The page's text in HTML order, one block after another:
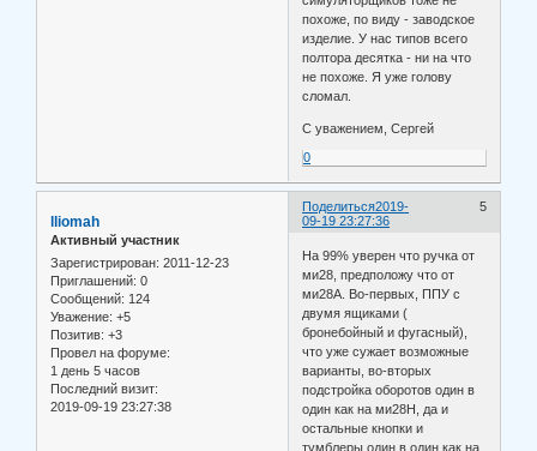
похоже, по виду - заводское
изделие. У нас типов всего
полтора десятка - ни на что
не похоже. Я уже голову
сломал.
С уважением, Сергей
0
Поделиться 5
2019-
09-19 23:27:36
lliomah
Активный участник
Зарегистрирован: 2011-12-23
Приглашений: 0
Сообщений: 124
Уважение: +5
Позитив: +3
Провел на форуме:
1 день 5 часов
Последний визит:
2019-09-19 23:27:38
На 99% уверен что ручка от
ми28, предположу что от
ми28А. Во-первых, ППУ с
двумя ящиками (
бронебойный и фугасный),
что уже сужает возможные
варианты, во-вторых
подстройка оборотов один в
один как на ми28Н, да и
остальные кнопки и
тумблеры один в один как на